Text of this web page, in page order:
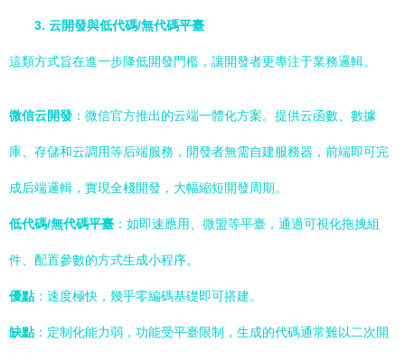
3. 云開發與低代碼/無代碼平臺
這類方式旨在進一步降低開發門檻，讓開發者更專注于業務邏輯。
微信云開發 ：微信官方推出的云端一體化方案。提供云函數、數據
庫、存儲和云調用等后端服務，開發者無需自建服務器，前端即可完
成后端邏輯，實現全棧開發，大幅縮短開發周期。
低代碼/無代碼平臺 ：如即速應用、微盟等平臺，通過可視化拖拽組
件、配置參數的方式生成小程序。
優點：速度極快，幾乎零編碼基礎即可搭建。
缺點：定制化能力弱，功能受平臺限制，生成的代碼通常難以二次開